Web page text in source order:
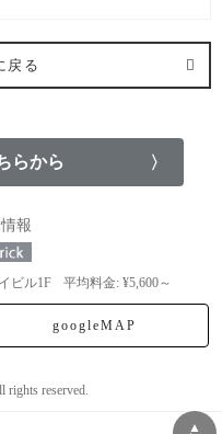
戻る
らから
報
ビル1F 平均料金: ¥5,600～
googleMAP
reserved.
▲